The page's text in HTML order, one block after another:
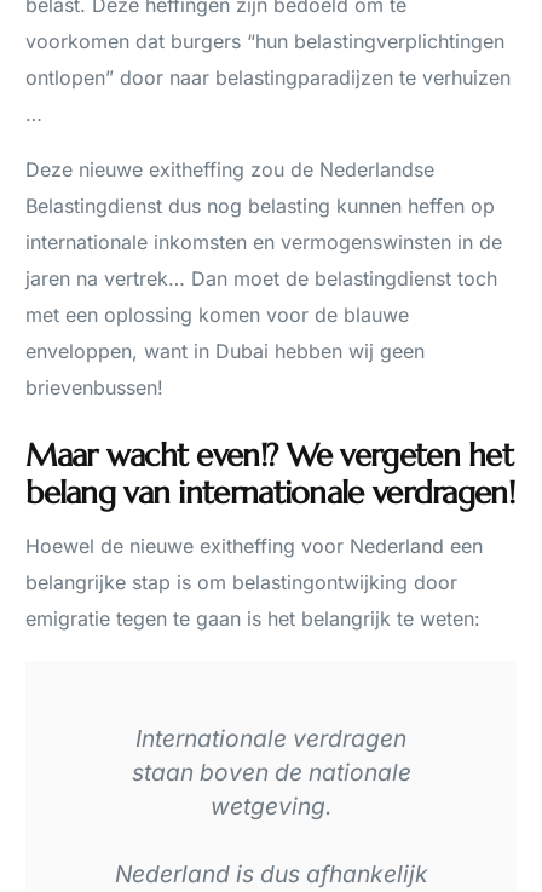
belast. Deze heffingen zijn bedoeld om te
voorkomen dat burgers “hun belastingverplichtingen
ontlopen” door naar belastingparadijzen te verhuizen
…
Deze nieuwe exitheffing zou de Nederlandse
Belastingdienst dus nog belasting kunnen heffen op
internationale inkomsten en vermogenswinsten in de
jaren na vertrek… Dan moet de belastingdienst toch
met een oplossing komen voor de blauwe
enveloppen, want in Dubai hebben wij geen
brievenbussen!
Maar wacht even!? We vergeten het
belang van internationale verdragen!
Hoewel de nieuwe exitheffing voor Nederland een
belangrijke stap is om belastingontwijking door
emigratie tegen te gaan is het belangrijk te weten:
Internationale verdragen
staan boven de nationale
wetgeving.
Nederland is dus afhankelijk